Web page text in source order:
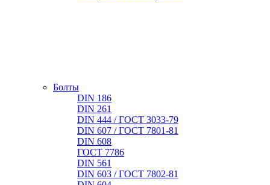
Болты
DIN 186
DIN 261
DIN 444 / ГОСТ 3033-79
DIN 607 / ГОСТ 7801-81
DIN 608
ГОСТ 7786
DIN 561
DIN 603 / ГОСТ 7802-81